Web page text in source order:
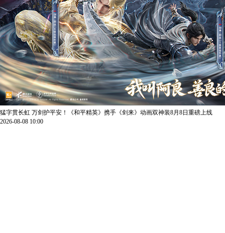
猛字贯长虹 万剑护平安！《和平精英》携手《剑来》动画双神装8月8日重磅上线
2026-08-08 10:00